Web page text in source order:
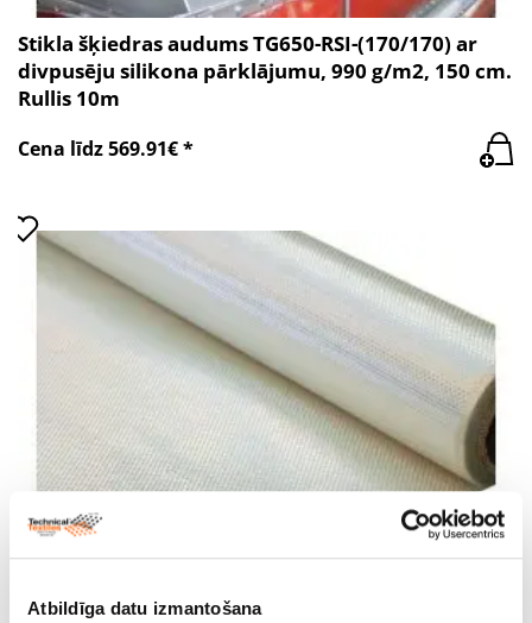
Atbildīga datu izmantošana
Stikla šķiedras audums TG650-RSI-(170/170) ar
divpusēju silikona pārklājumu, 990 g/m2, 150 cm.
Rullis 10m
Cena līdz 569.91€ *
Stikla šķiedras audums TG-200, 200 g/m2, 100 cm.